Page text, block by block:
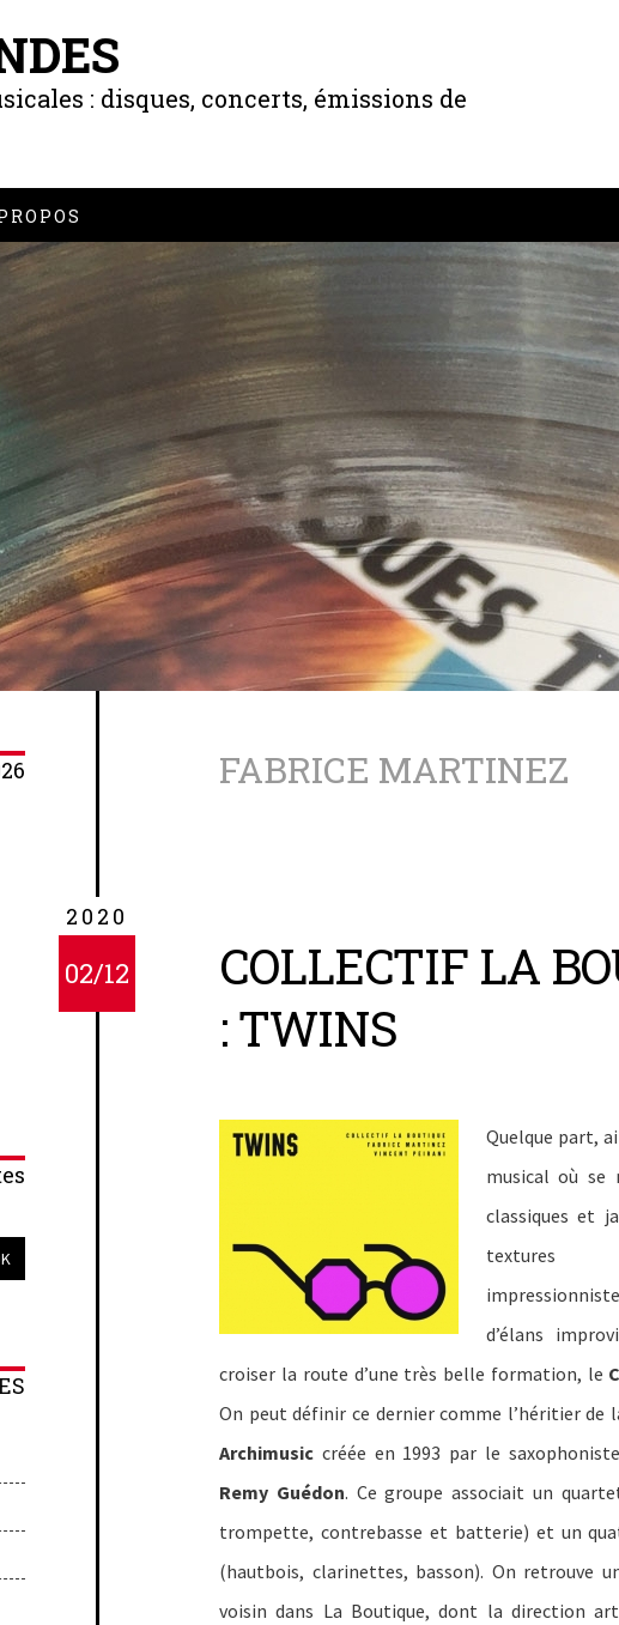
: disques, concerts, émissions de
FABRICE MARTINEZ
2020
02/12
COLLECTIF LA
: TWINS
Quelque part,
musical où se
classiques et
textures
d’élans
croiser la route d’une très belle formation, le
On peut définir ce dernier comme l’héritier de
Archimusic créée en 1993 par le
Remy Guédon. Ce groupe associait un
trompette, contrebasse et batterie) et un
(hautbois, clarinettes, basson). On retrouve
voisin dans La Boutique, dont la direction